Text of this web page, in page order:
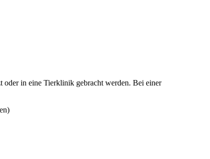
oder in eine Tierklinik gebracht werden. Bei einer